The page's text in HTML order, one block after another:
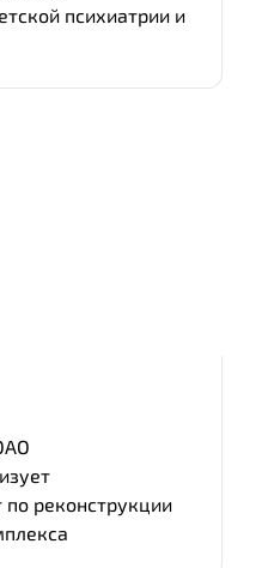
психиатрии и
реконструкции